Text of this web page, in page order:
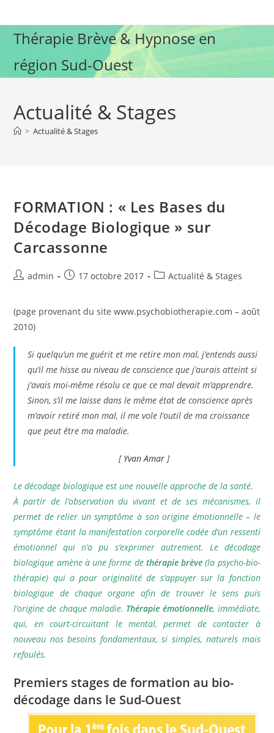
to
contentThérapie Brève & Hypnose en
région Sud-Ouest
Actualité & Stages
> Actualité & Stages
FORMATION : « Les Bases du
Décodage Biologique » sur
Carcassonne
Auteur/autrice
publication :
admin
Publication
17 octobre 2017
PostActualité & Stages
(page provenant du site www.psychobiotherapie.com – août
2010)
Si quelqu’un me guérit et me retire mon mal, j’entends aussi
qu’il me hisse au niveau de conscience que j’aurais atteint si
j’avais moi-même résolu ce que ce mal devait m’apprendre.
Sinon, s’il me laisse dans le même état de conscience après
m’avoir retiré mon mal, il me vole l’outil de ma croissance
que peut être ma maladie.
[ Yvan Amar ]
Le décodage biologique est une nouvelle approche de la santé.
À partir de l’observation du vivant et de ses mécanismes, il
permet de relier un symptôme à son origine émotionnelle – le
symptôme étant la manifestation corporelle codée d’un ressenti
émotionnel qui n’a pu s’exprimer autrement. Le décodage
biologique amène à une forme de thérapie brève (la psycho-bio-
thérapie) qui a pour originalité de s’appuyer sur la fonction
biologique de chaque organe afin de trouver le sens puis
l’origine de chaque maladie. Thérapie émotionnelle, immédiate,
qui, en court-circuitant le mental, permet de contacter à
nouveau nos besoins fondamentaux, si simples, naturels mais
refoulés.
Premiers stages de formation au bio-
décodage dans le Sud-Ouest